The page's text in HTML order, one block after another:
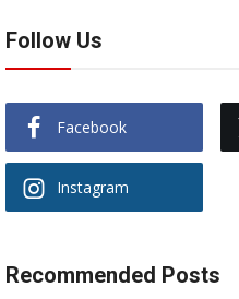
Follow Us
Facebook
Instagram
Recommended Posts